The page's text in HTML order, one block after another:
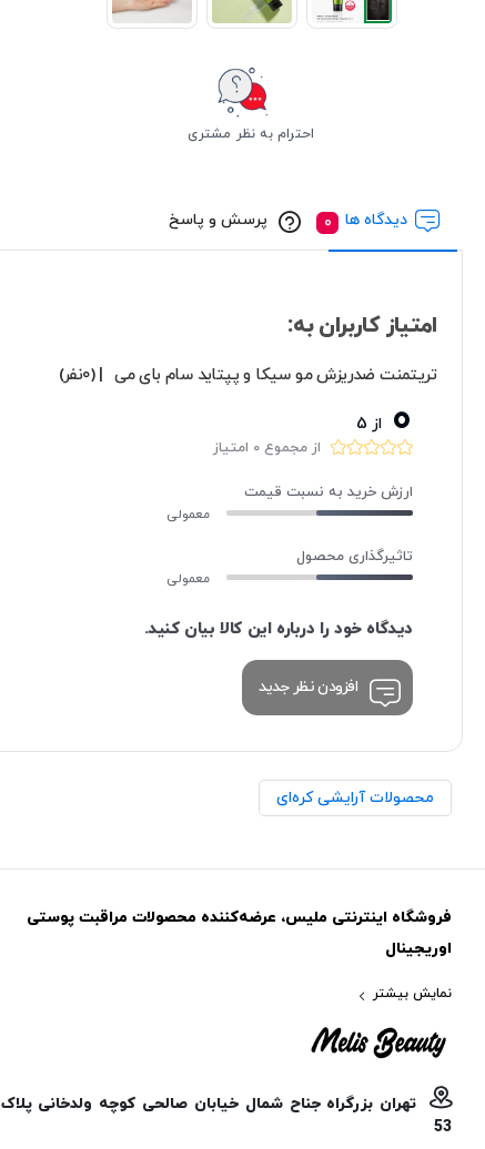
احترام به نظر مشتری
دیدگاه ها پرسش و پاسخ
امتیاز کاربران به:
تریتمنت ضدریزش مو سیکا و پپتاید سام بای می | (0نفر)
0 از 5
از مجموع 0 امتیاز
ارزش خرید به نسبت قیمت
معمولی
تاثیرگذاری محصول
معمولی
دیدگاه خود را درباره این کالا بیان کنید.
افزودن نظر جدید
محصولات آرایشی کره‌ای
فروشگاه اینترنتی ملیس، عرضه‌کننده محصولات مراقبت پوستی
اوریجینال
نمایش بیشتر
تهران بزرگراه جناح شمال خیابان صالحی کوچه ولدخانی پلاک
53